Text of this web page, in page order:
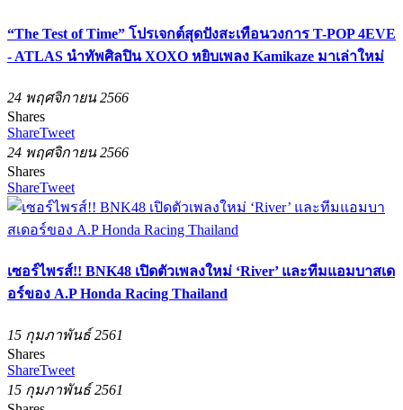
“The Test of Time” โปรเจกต์สุดปังสะเทือนวงการ T-POP 4EVE
- ATLAS นำทัพศิลปิน XOXO หยิบเพลง Kamikaze มาเล่าใหม่
24 พฤศจิกายน 2566
Shares
ShareTweet
24 พฤศจิกายน 2566
Shares
ShareTweet
เซอร์ไพรส์!! BNK48 เปิดตัวเพลงใหม่ ‘River’ และทีมแอมบาสเด
อร์ของ A.P Honda Racing Thailand
15 กุมภาพันธ์ 2561
Shares
ShareTweet
15 กุมภาพันธ์ 2561